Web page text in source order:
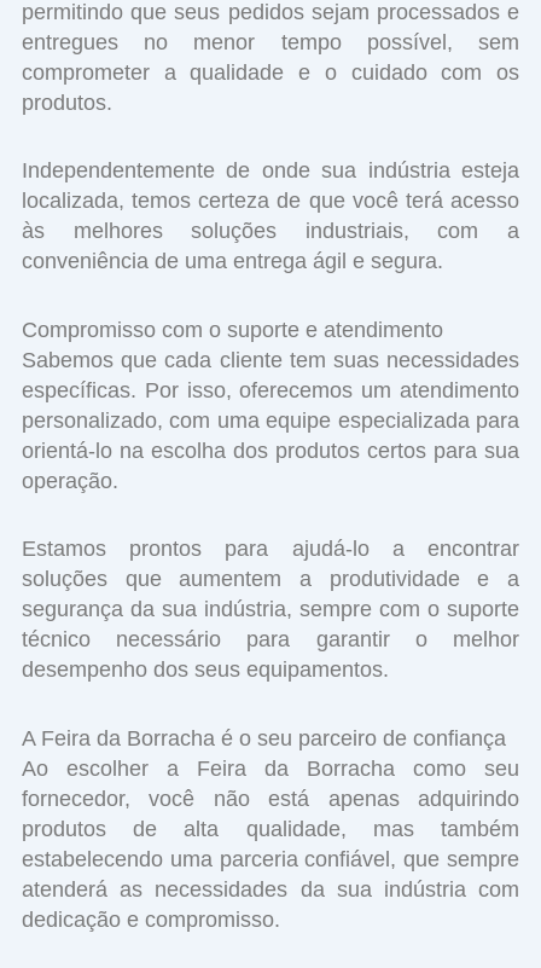
permitindo que seus pedidos sejam processados ​​e
entregues no menor tempo possível, sem
comprometer a qualidade e o cuidado com os
produtos.
Independentemente de onde sua indústria esteja
localizada, temos certeza de que você terá acesso
às melhores soluções industriais, com a
conveniência de uma entrega ágil e segura.
Compromisso com o suporte e atendimento
Sabemos que cada cliente tem suas necessidades
específicas. Por isso, oferecemos um atendimento
personalizado, com uma equipe especializada para
orientá-lo na escolha dos produtos certos para sua
operação.
Estamos prontos para ajudá-lo a encontrar
soluções que aumentem a produtividade e a
segurança da sua indústria, sempre com o suporte
técnico necessário para garantir o melhor
desempenho dos seus equipamentos.
A Feira da Borracha é o seu parceiro de confiança
Ao escolher a Feira da Borracha como seu
fornecedor, você não está apenas adquirindo
produtos de alta qualidade, mas também
estabelecendo uma parceria confiável, que sempre
atenderá as necessidades da sua indústria com
dedicação e compromisso.